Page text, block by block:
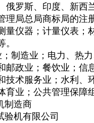
罗斯、印度、新西
局总局商标局的注
仪器；计量仪表；
制造业；电力、热
邮政业；餐饮业；信
术服务业；水利、
业；公共管理保障
制造商
验机有限公司